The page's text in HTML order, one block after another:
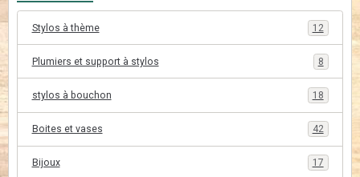
Stylos à thème 12
Plumiers et support à stylos 8
stylos à bouchon 18
Boites et vases 42
Bijoux 17